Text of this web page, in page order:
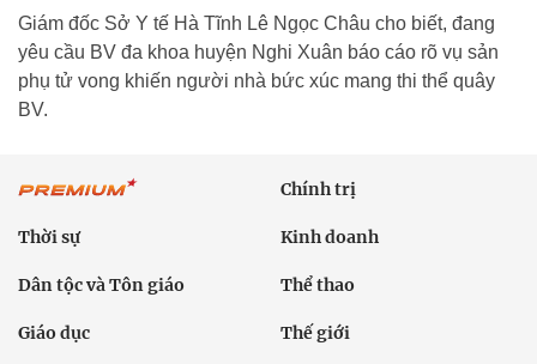
Giám đốc Sở Y tế Hà Tĩnh Lê Ngọc Châu cho biết, đang
yêu cầu BV đa khoa huyện Nghi Xuân báo cáo rõ vụ sản
phụ tử vong khiến người nhà bức xúc mang thi thể quây
BV.
Chính trị
Thời sự Kinh doanh
Dân tộc và Tôn giáo Thể thao
Giáo dục Thế giới